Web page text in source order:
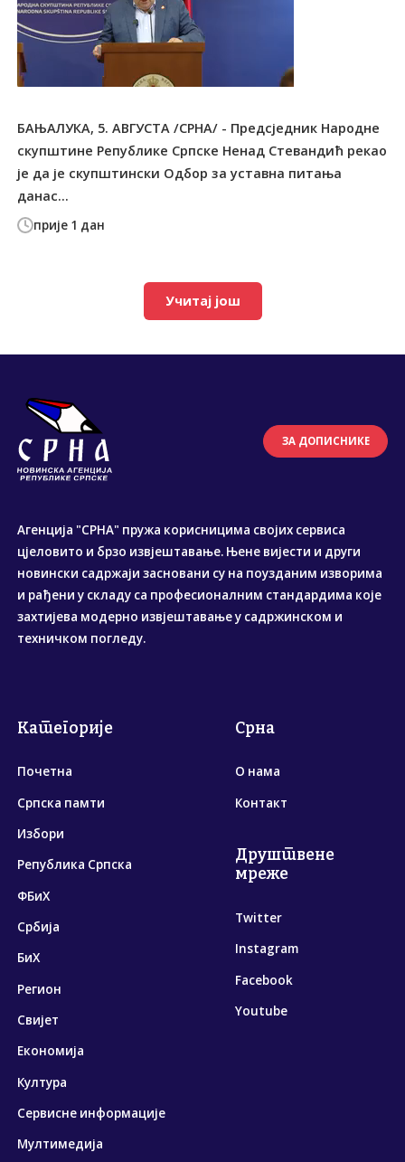
прије 1 дан
БАЊАЛУКА, 5. АВГУСТА /СРНА/ - Предсједник Народне
скупштине Републике Српске Ненад Стевандић рекао
је да је скупштински Одбор за уставна питања
данас...
Учитај још
ЗА ДОПИСНИКЕ
Агенција "СРНА" пружа корисницима својих сервиса
цјеловито и брзо извјештавање. Њене вијести и други
новински садржаји засновани су на поузданим изворима
и рађени у складу са професионалним стандардима које
захтијева модерно извјештавање у садржинском и
техничком погледу.
Категорије
Почетна
Српска памти
Избори
Република Српска
ФБиХ
Србија
БиХ
Регион
Свијет
Економија
Култура
Сервисне информације
Мултимедија
Срна
О нама
Контакт
Друштвене
мреже
Twitter
Instagram
Facebook
Youtube